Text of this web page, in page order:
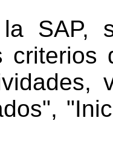
SAP,
criterios